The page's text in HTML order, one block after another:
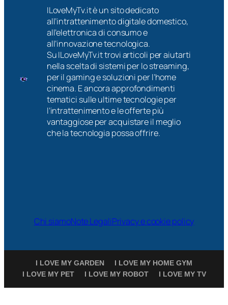
ILoveMyTv.it è un sito dedicato
all’intrattenimento digitale domestico,
all’elettronica di consumo e
all’innovazione tecnologica.
Su ILoveMyTv.it trovi articoli per aiutarti
nella scelta di sistemi per lo streaming,
per il gaming e soluzioni per l’home
cinema. E ancora approfondimenti
tematici sulle ultime tecnologie per
l’intrattenimento e le offerte più
vantaggiose per acquistare il meglio
che la tecnologia possa offrire.
Chi siamoNote LegaliPrivacy e cookie policy
I LOVE MY GARDEN
I LOVE MY HOME GYM
I LOVE MY PET
I LOVE MY ROBOT I LOVE MY TV